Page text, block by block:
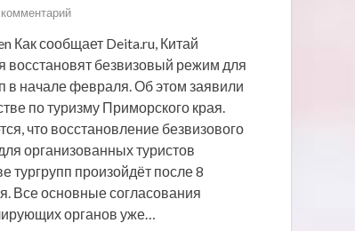
Как сообщает Deita.ru, Китай
восстановят безвизовый режим для
в начале февраля. Об этом заявили
по туризму Приморского края.
что восстановление безвизового
организованных туристов
тургрупп произойдёт после 8
Все основные согласования
органов уже…